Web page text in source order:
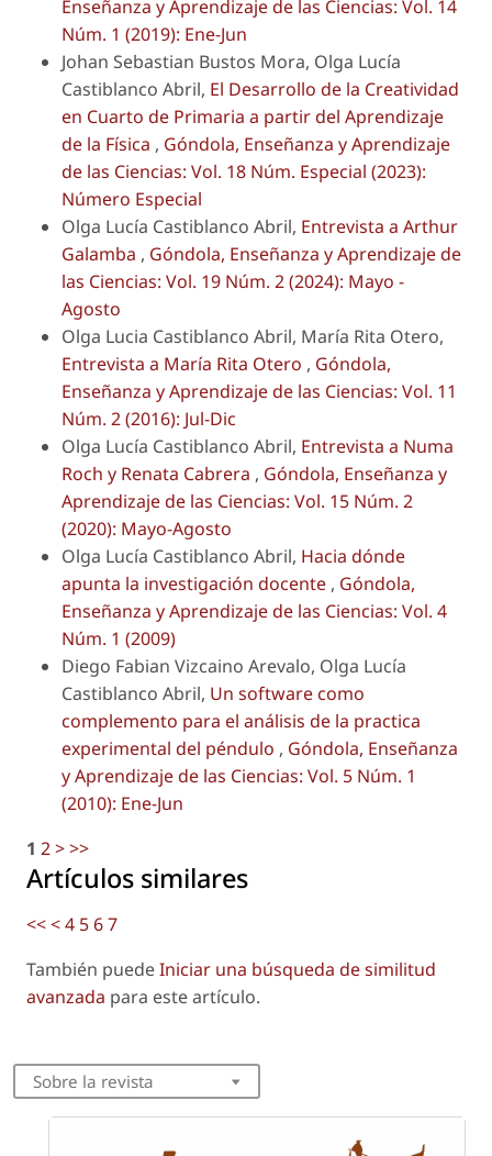
Enseñanza y Aprendizaje de las Ciencias: Vol. 14
Núm. 1 (2019): Ene-Jun
Johan Sebastian Bustos Mora, Olga Lucía
Castiblanco Abril, El Desarrollo de la Creatividad
en Cuarto de Primaria a partir del Aprendizaje
de la Física , Góndola, Enseñanza y Aprendizaje
de las Ciencias: Vol. 18 Núm. Especial (2023):
Número Especial
Olga Lucía Castiblanco Abril, Entrevista a Arthur
Galamba , Góndola, Enseñanza y Aprendizaje de
las Ciencias: Vol. 19 Núm. 2 (2024): Mayo -
Agosto
Olga Lucia Castiblanco Abril, María Rita Otero,
Entrevista a María Rita Otero , Góndola,
Enseñanza y Aprendizaje de las Ciencias: Vol. 11
Núm. 2 (2016): Jul-Dic
Olga Lucía Castiblanco Abril, Entrevista a Numa
Roch y Renata Cabrera , Góndola, Enseñanza y
Aprendizaje de las Ciencias: Vol. 15 Núm. 2
(2020): Mayo-Agosto
Olga Lucía Castiblanco Abril, Hacia dónde
apunta la investigación docente , Góndola,
Enseñanza y Aprendizaje de las Ciencias: Vol. 4
Núm. 1 (2009)
Diego Fabian Vizcaino Arevalo, Olga Lucía
Castiblanco Abril, Un software como
complemento para el análisis de la practica
experimental del péndulo , Góndola, Enseñanza
y Aprendizaje de las Ciencias: Vol. 5 Núm. 1
(2010): Ene-Jun
1 2>>>
Artículos similares
<<<4 567
También puedeIniciar una búsqueda de similitud
avanzada para este artículo.
Sobre la revista